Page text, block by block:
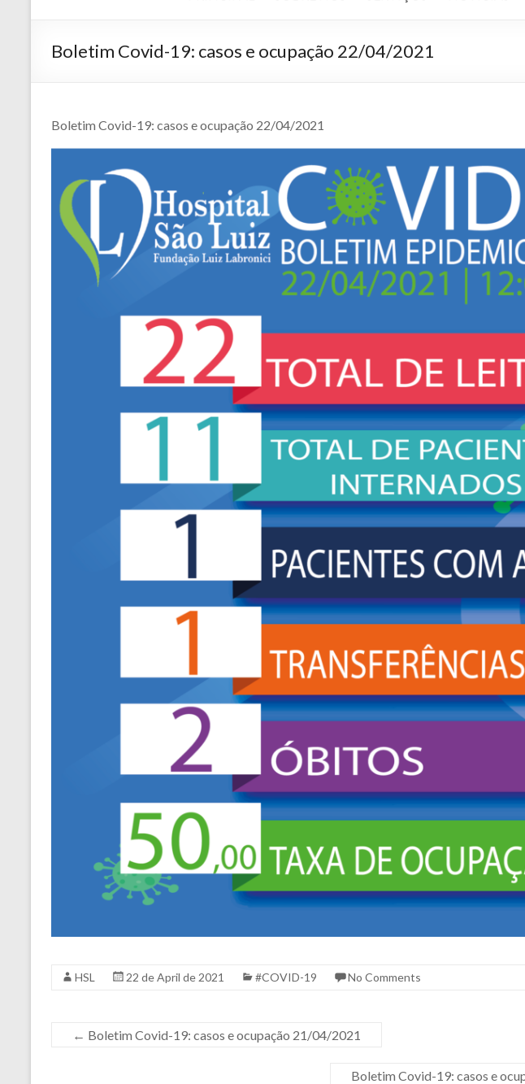
Boletim Covid-19: casos e ocupação 22/04/2021
Boletim Covid-19: casos e ocupação 22/04/2021
HSL 22 de April de 2021 #COVID-19 No Comments
← Boletim Covid-19: casos e ocupação 21/04/2021
Boletim Covid-19: casos e